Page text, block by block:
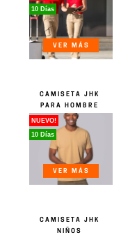
VER MÁS
10 Días
VER MÁS
NUEVO!
10 Días
CAMISETA JHK
PARA HOMBRE
CAMISETA JHK
NIÑOS